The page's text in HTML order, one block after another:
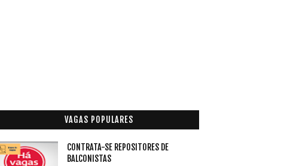
VAGAS POPULARES
CONTRATA-SE REPOSITORES DE
BALCONISTAS